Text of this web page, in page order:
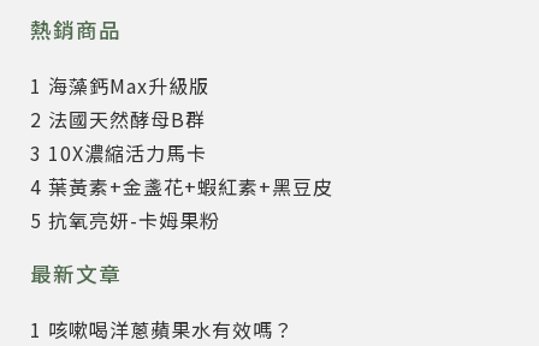
熱銷商品
1 海藻鈣Max升級版
2 法國天然酵母B群
3 10X濃縮活力馬卡
4 葉黃素+金盞花+蝦紅素+黑豆皮
5 抗氧亮妍-卡姆果粉
最新文章
1 咳嗽喝洋蔥蘋果水有效嗎？